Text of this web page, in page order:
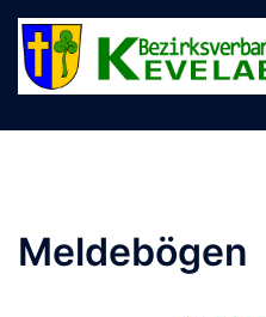
Zum
Inhalt
springen
Meldebögen